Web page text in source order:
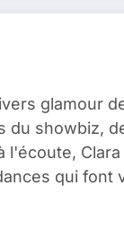
glamour
du showbiz,
l'écoute,
qui font